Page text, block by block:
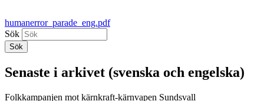
humanerror_parade_eng.pdf
Sök
Senaste i arkivet (svenska och engelska)
Folkkampanjen mot kärnkraft-kärnvapen Sundsvall